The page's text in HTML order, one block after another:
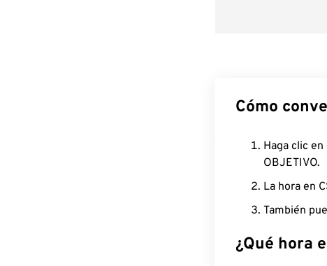
Cómo
Haga clic
OBJETIVO.
La hora en
También
¿Qué hora